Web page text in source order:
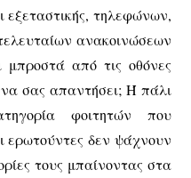
τηλεφώνων,
ανακοινώσεων
μπροστά από τις οθόνες
να σας απαντήσει; Ή πάλι
φοιτητών που
ερωτούντες δεν ψάχνουν
τους μπαίνοντας στα